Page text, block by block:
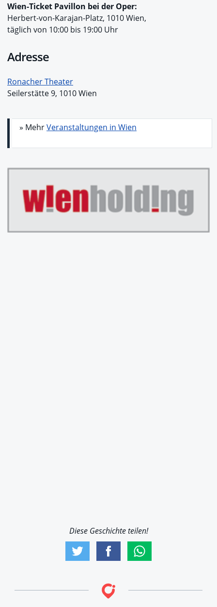
Wien-Ticket Pavillon bei der Oper:
Herbert-von-Karajan-Platz, 1010 Wien,
täglich von 10:00 bis 19:00 Uhr
Adresse
Ronacher Theater
Seilerstätte 9, 1010 Wien
» MehrVeranstaltungen in Wien
Diese Geschichte teilen!